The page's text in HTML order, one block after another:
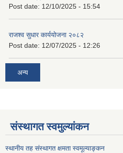
Post date: 12/10/2025 - 15:54
राजश्व सुधार कार्ययोजना २०८२
Post date: 12/07/2025 - 12:26
अन्य
संस्थागत स्वमुल्यांकन
स्थानीय तह संस्थागत क्षमता स्वमूल्याङ्कन